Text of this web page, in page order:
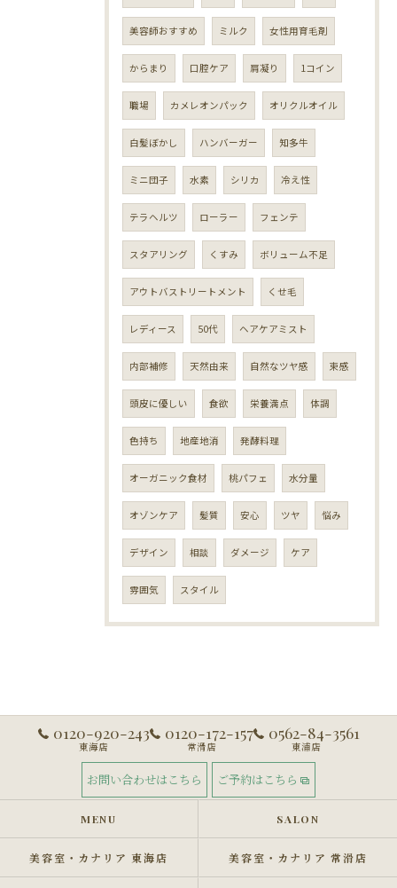
美容師おすすめ ミルク 女性用育毛剤
からまり 口腔ケア 肩凝り 1コイン
職場 カメレオンパック オリクルオイル
白髪ぼかし ハンバーガー 知多牛
ミニ団子 水素 シリカ 冷え性
テラヘルツ ローラー フェンテ
スタアリング くすみ ボリューム不足
アウトバストリートメント くせ毛
レディース 50代 ヘアケアミスト
内部補修 天然由来 自然なツヤ感 束感
頭皮に優しい 食欲 栄養満点 体調
色持ち 地産地消 発酵料理
オーガニック食材 桃パフェ 水分量
オゾンケア 髪質 安心 ツヤ 悩み
デザイン 相談 ダメージ ケア
雰囲気 スタイル
0120-920-243
東海店
0120-172-157
常滑店
0562-84-3561
東浦店
お問い合わせはこちら ご予約はこちら
MENU SALON
美容室・カナリア 東海店 美容室・カナリア 常滑店